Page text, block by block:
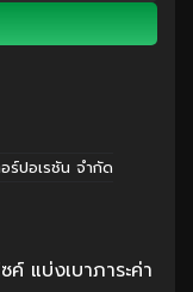
ร์ปอเรชัน จำกัด
แบ่งเบาภาระค่า